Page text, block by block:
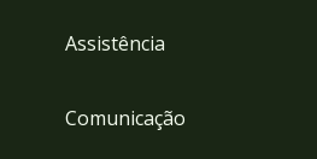
Assistência
Comunicação